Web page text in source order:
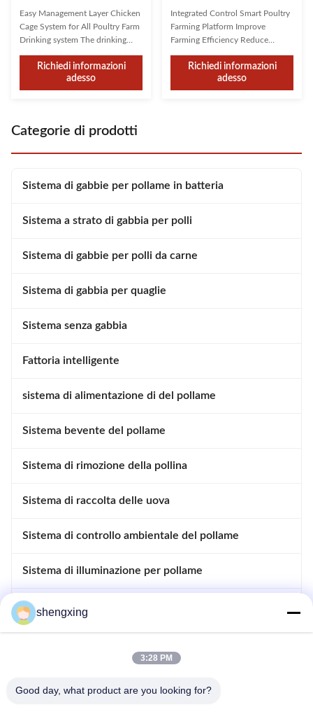
Easy Management Layer Chicken
Cage System for All Poultry Farm
Drinking system The drinking
white round pipes with double
needle clamp nipples, designed
to effectively prevent debris from
dosing pump. The ...
Richiedi informazioni
adesso
pollame intelligente
Migliorare l'efficienza
dell'allevamento Ridurre i
Integrated Control Smart Poultry
Farming Platform Improve
Farming Efficiency Reduce
China's livestock industry
expands, production
management faces challenges. In
Richiedi informazioni
adesso
Categorie di prodotti
Sistema di gabbie per pollame in batteria
Sistema a strato di gabbia per polli
Sistema di gabbie per polli da carne
Sistema di gabbia per quaglie
Sistema senza gabbia
Fattoria intelligente
sistema di alimentazione di del pollame
Sistema bevente del pollame
Sistema di rimozione della pollina
Sistema di raccolta delle uova
Sistema di controllo ambientale del pollame
Sistema di illuminazione per pollame
Sistema di controllo del pollame
shengxing
3:28 PM
Good day, what product are you looking for?